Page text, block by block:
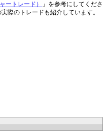
ートレード）
」を参考にしてくださ
際のトレードも紹介しています。